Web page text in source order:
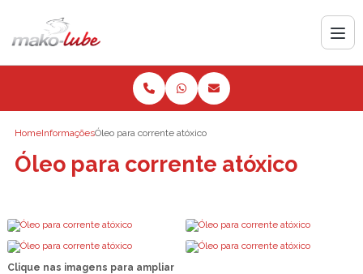
HomeInformaçõesÓleo para corrente atóxico
Óleo para corrente atóxico
Clique nas imagens para ampliar